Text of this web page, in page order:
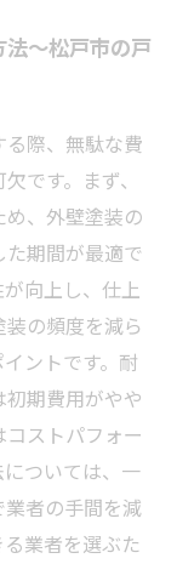
〜松戸市の戸
際、無駄な費
です。まず、
、外壁塗装の
期間が最適で
向上し、仕上
の頻度を減ら
ントです。耐
期費用がやや
ストパフォー
ついては、一
者の手間を減
業者を選ぶた